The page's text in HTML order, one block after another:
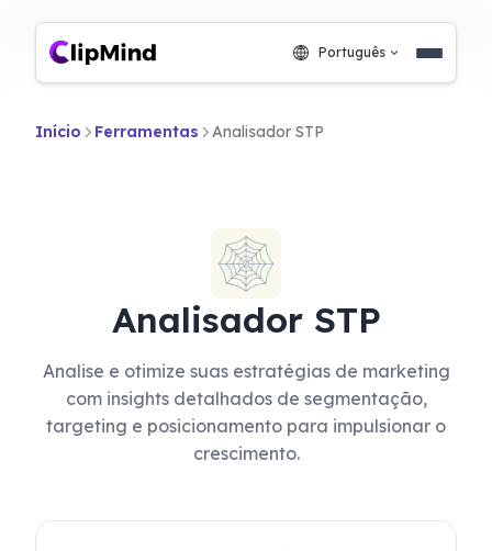
Português
Início Ferramentas Analisador STP
Analisador STP
Analise e otimize suas estratégias de marketing
com insights detalhados de segmentação,
targeting e posicionamento para impulsionar o
crescimento.